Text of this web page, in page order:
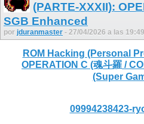
(PARTE-XXXII):
SGB Enhanced
por jduranmaster - 27/04/2026 a las
ROM Hacking (Personal
OPERATION C (魂斗羅 /
(Super
09994238423-